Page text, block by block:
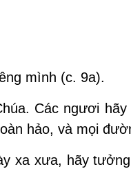
mình (c. 9a).
Các ngươi
hảo, và mọi
xa xưa, hãy